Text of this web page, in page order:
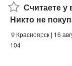
Считаете у
Никто не
Красноярск | 16
104